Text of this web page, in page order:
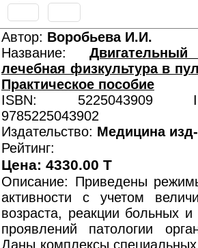
Автор: Воробьева И.И.
Название:
лечебная физкультура в
Практическое пособие
ISBN: 5225043909
9785225043902
Издательство: Медицина
Рейтинг:
Цена: 4330.00 T
Описание: Приведены
активности с учетом
возраста, реакции больных и
проявлений патологии
Даны комплексы